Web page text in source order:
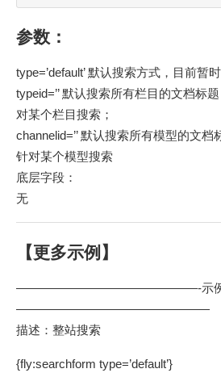
参数：
type=’default’ 默认搜索方式，目前暂
typeid=’’ 默认搜索所有栏目的文档标
对某个栏目搜索；
channelid=’’ 默认搜索所有模型的文
针对某个模型搜索
底层字段：
无
【更多示例】
———————————————-示
————————————————
描述：整站搜索
{fly:searchform type=’default’}